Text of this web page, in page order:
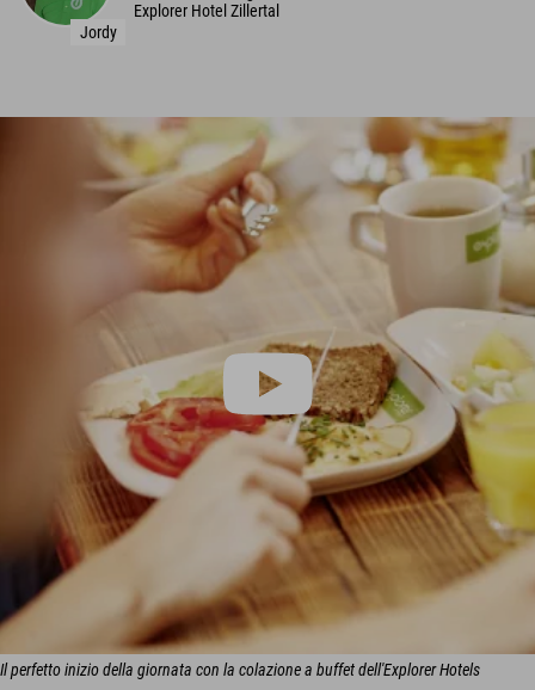
Jordy
Explorer Hotel Zillertal
Il perfetto inizio della giornata con la colazione a buffet dell'Explorer Hotels